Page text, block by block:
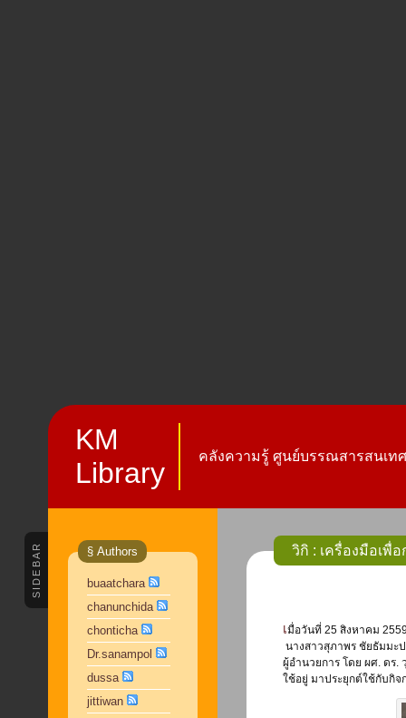
KM
Library
คลังความรู้ ศูนย์บรรณสารสนเท
SIDEBAR § Authors
buaatchara
chanunchida
chonticha
Dr.sanampol
dussa
jittiwan
วิกิ : เครื่องมือเพื่
เมื่อวันที่ 25 สิงหาคม 2559 เวลา 9.00-12.00 น. ศูนย์บรรณสารสนเทศ โดย ผู้อำนวยการศูนย์บรรณสารฯ
นางสาวสุภาพร ชัยธัมมะ
ผู้อำนวยการ โดย ผศ. ดร
ใช้อยู่ มาประยุกต์ใช้กับกิจ